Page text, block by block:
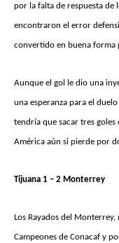
por la falta de respuesta de
encontraron el error
convertido en buena forma
Aunque el gol le dio una
una esperanza para el
tendría que sacar tres
América aún si pierde por
Tijuana 1 – 2 Monterrey
Los Rayados del
Campeones de Conacaf y